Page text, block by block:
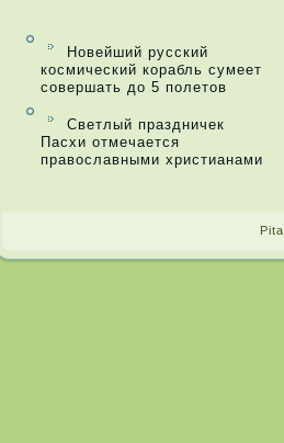
Новейший русский
космический корабль сумеет
совершать до 5 полетов
Светлый праздничек
Пасхи отмечается
православными христианами